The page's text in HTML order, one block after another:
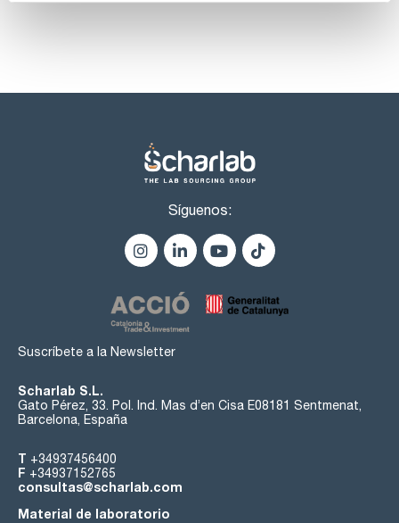
Síguenos:
Suscríbete a la Newsletter
Scharlab S.L.
Gato Pérez, 33. Pol. Ind. Mas d’en Cisa E08181 Sentmenat,
Barcelona, España
T +34937456400
F +34937152765
consultas@scharlab.com
Material de laboratorio